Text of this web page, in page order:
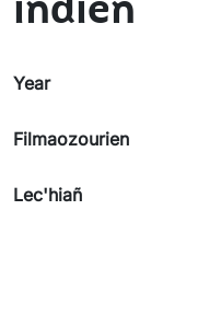
Year
Filmaozourien
Lec'hiañ